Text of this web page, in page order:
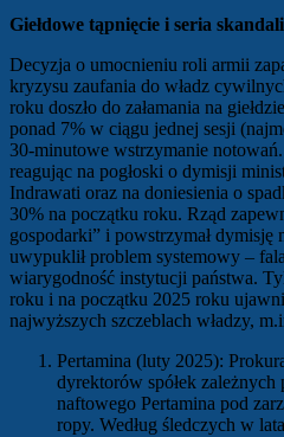
Giełdowe tąpnięcie i seria
Decyzja o umocnieniu roli armii
kryzysu zaufania do władz
roku doszło do załamania na
ponad 7% w ciągu jednej sesji
30-minutowe wstrzymanie
reagując na pogłoski o dymisji
Indrawati oraz na doniesienia o
30% na początku roku. Rząd
gospodarki” i powstrzymał dymisję
uwypuklił problem systemowy –
wiarygodność instytucji państwa.
roku i na początku 2025 roku
najwyższych szczeblach władzy,
Pertamina (luty 2025):
dyrektorów spółek
naftowego Pertamina pod
ropy. Według śledczych w